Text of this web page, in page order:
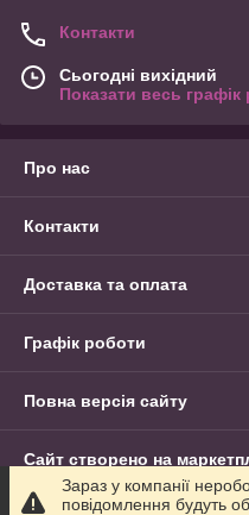
Контакти
Сьогодні вихідний
Показати весь графік
Про нас
Контакти
Доставка та оплата
Графік роботи
Повна версія сайту
Сайт створено на
Зараз у компанії
повідомлення будуть